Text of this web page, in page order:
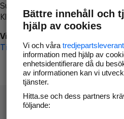
Surfa till
Klicka påTillbaka-knappen i
Vi beklagar besväret!
Till startsidan
Bättre innehåll och
hjälp av cookies
Vi och våra
information med hjälp av
enhetsidentifierare då du
av informationen kan vi
tjänster.
Hitta.se och dess partners
följande: